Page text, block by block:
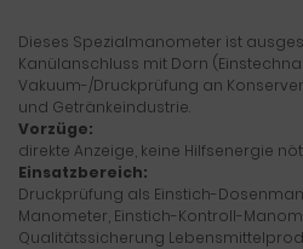
Dieses Spezialmanometer ist
Kanülanschluss mit Dorn
Vakuum-/Druckprüfung an
und Getränkeindustrie.
Vorzüge:
direkte Anzeige, keine Hilfsenergie
Einsatzbereich:
Druckprüfung als Einstich-
Manometer, Einstich-Kontroll-
Qualitätssicherung